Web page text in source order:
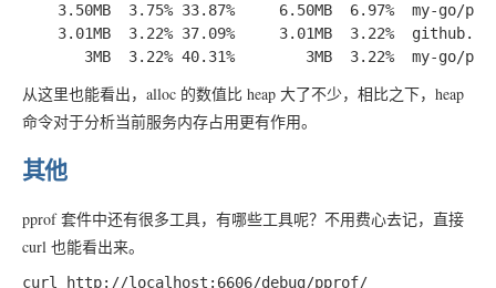
3.50MB  3.75% 33.87%     6.50MB  6.97%  my-go/
3.01MB  3.22% 37.09%     3.01MB  3.22%
从这里也能看出，alloc 的数值比 heap 大了不少，相比之下，heap
命令对于分析当前服务内存占用更有作用。
其他
pprof 套件中还有很多工具，有哪些工具呢？不用费心去记，直接
curl 也能看出来。